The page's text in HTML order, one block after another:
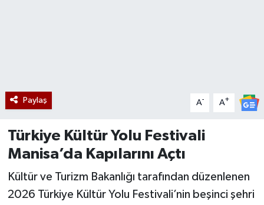
Paylaş A- A+
Türkiye Kültür Yolu Festivali
Manisa’da Kapılarını Açtı
Kültür ve Turizm Bakanlığı tarafından düzenlenen
2026 Türkiye Kültür Yolu Festivali’nin beşinci şehri
İletişim